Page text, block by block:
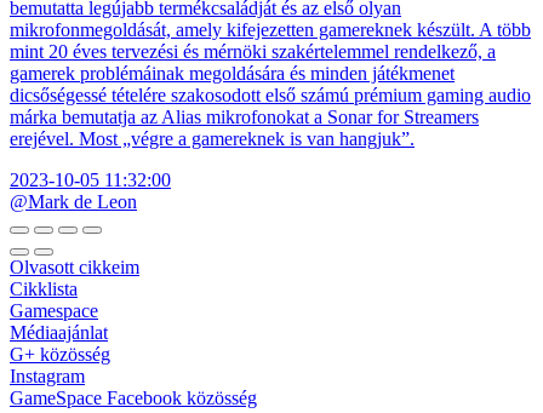
bemutatta legújabb termékcsaládját és az első olyan
mikrofonmegoldását, amely kifejezetten gamereknek készült. A több
mint 20 éves tervezési és mérnöki szakértelemmel rendelkező, a
gamerek problémáinak megoldására és minden játékmenet
dicsőségessé tételére szakosodott első számú prémium gaming audio
márka bemutatja az Alias mikrofonokat a Sonar for Streamers
erejével. Most „végre a gamereknek is van hangjuk”.
2023-10-05 11:32:00
@Mark de Leon
Olvasott cikkeim
Cikklista
Gamespace
Médiaajánlat
G+ közösség
Instagram
GameSpace Facebook közösség